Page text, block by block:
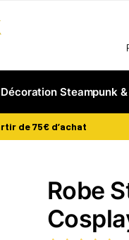
Décoration Steampunk
de 75€ d’achat
Robe